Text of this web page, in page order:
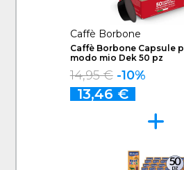
Caffè Borbone
Caffè Borbone Capsule
modo mio Dek 50 pz
14,95 € -10%
13,46 €